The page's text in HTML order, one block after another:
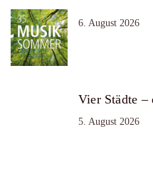
6. August 2026
Vier Städte –
5. August 2026